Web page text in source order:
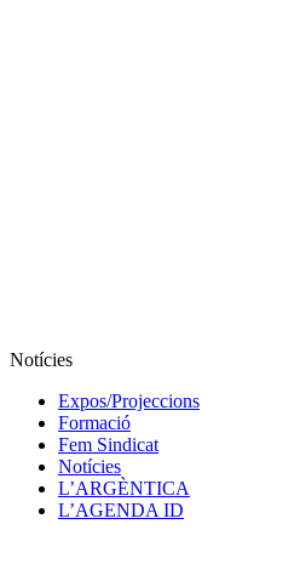
Notícies
Expos/Projeccions
Formació
Fem Sindicat
Notícies
L’ARGÈNTICA
L’AGENDA ID